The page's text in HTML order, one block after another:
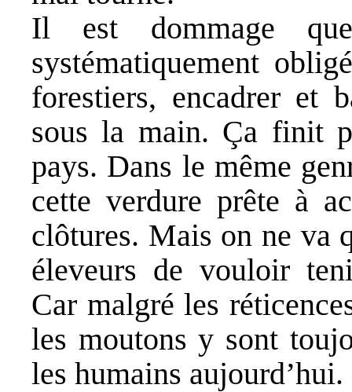
Il est dommage
systématiquement
forestiers, encadrer et
sous la main. Ça finit
pays. Dans le même
cette verdure prête à
clôtures. Mais on ne va
éleveurs de vouloir
Car malgré les
les moutons y sont
les humains aujourd’hui.